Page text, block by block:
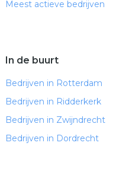
Meest actieve bedrijven
In de buurt
Bedrijven in Rotterdam
Bedrijven in Ridderkerk
Bedrijven in Zwijndrecht
Bedrijven in Dordrecht